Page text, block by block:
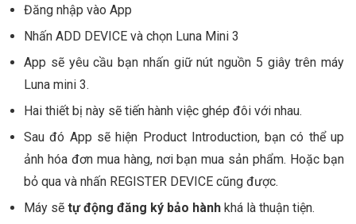
Đăng nhập vào App
Nhấn ADD DEVICE và chọn Luna Mini 3
App sẽ yêu cầu bạn nhấn giữ nút nguồn 5 giây trên máy
Luna mini 3.
Hai thiết bị này sẽ tiến hành việc ghép đôi với nhau.
Sau đó App sẽ hiện Product Introduction, bạn có thể up
ảnh hóa đơn mua hàng, nơi bạn mua sản phẩm. Hoặc bạn
bỏ qua và nhấn REGISTER DEVICE cũng được.
Máy sẽ tự động đăng ký bảo hành khá là thuận tiện.